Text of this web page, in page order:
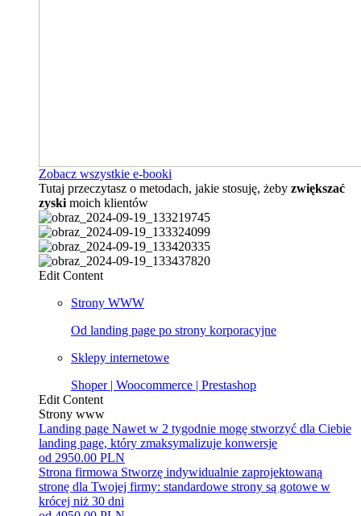
Zobacz wszystkie e-booki
Tutaj przeczytasz o metodach, jakie stosuję, żeby zwiększać
zyski moich klientów
Edit Content
Strony WWW
Od landing page po strony korporacyjne
Sklepy internetowe
Shoper | Woocommerce | Prestashop
Edit Content
Strony www
Landing page Nawet w 2 tygodnie mogę stworzyć dla Ciebie
landing page, który zmaksymalizuje konwersje
od 2950.00 PLN
Strona firmowa Stworzę indywidualnie zaprojektowaną
stronę dla Twojej firmy: standardowe strony są gotowe w
krócej niż 30 dni